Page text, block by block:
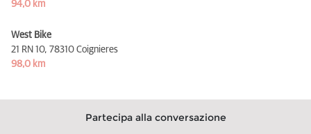
94,0 km
West Bike
21 RN 10, 78310 Coignieres
98,0 km
Partecipa alla conversazione